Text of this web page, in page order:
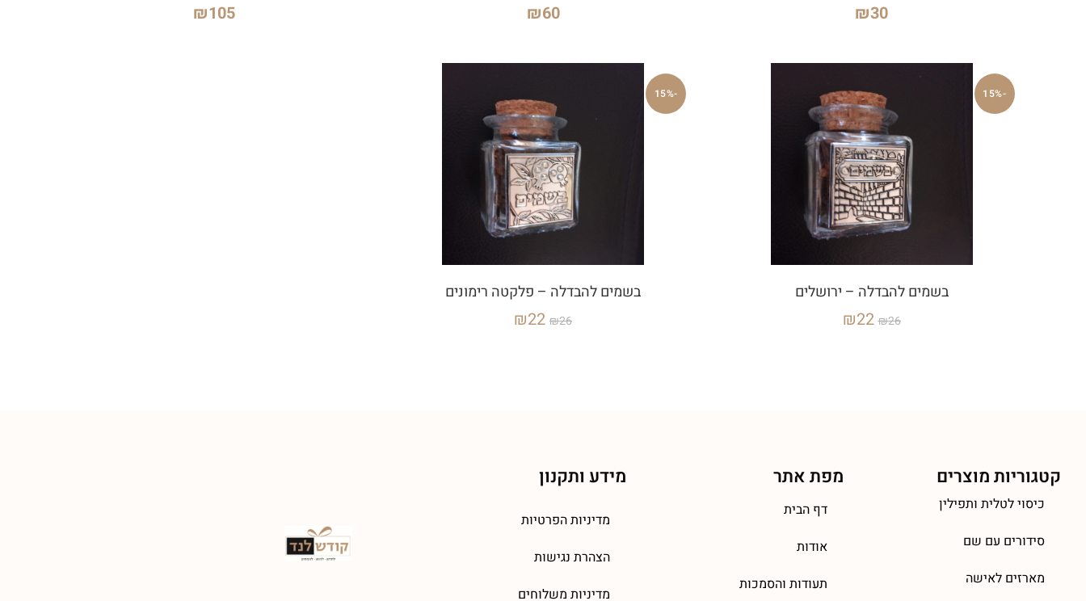
₪30
₪60
₪105
-15%
בשמים להבדלה – ירושלים
₪26
₪22
-15%
בשמים להבדלה – פלקטה רימונים
₪26
₪22
קטגוריות מוצרים
כיסוי לטלית ותפילין
סידורים עם שם
מארזים לאישה
מפת אתר
דף הבית
אודות
תעודות והסמכות
מידע ותקנון
מדיניות הפרטיות
הצהרת נגישות
מדיניות משלוחים